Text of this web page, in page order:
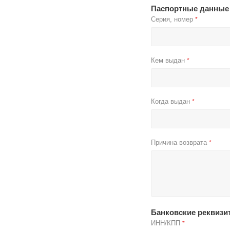
Паспортные данные
Серия, номер *
Кем выдан *
Когда выдан *
Причина возврата *
Банковские
ИНН/КПП *